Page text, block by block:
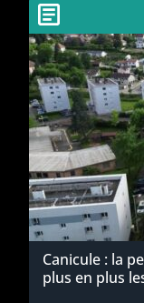
Canicule : la
plus en plus